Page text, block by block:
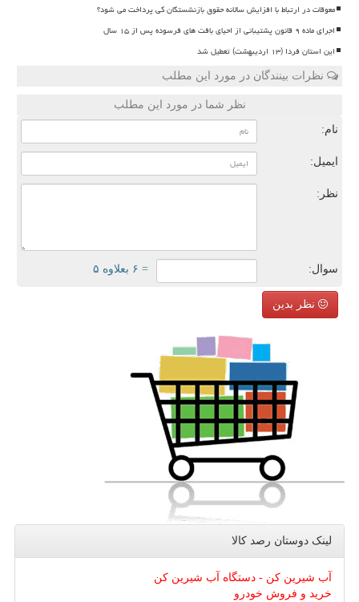
معوقات در ارتباط با افزایش سالانه حقوق بازنشستگان کی پرداخت می شود؟
اجرای ماده ۹ قانون پشتیبانی از احیای بافت های فرسوده پس از ۱۵ سال
این استان فردا (۱۳ اردیبهشت) تعطیل شد
نظرات بینندگان در مورد این مطلب
نظر شما در مورد این مطلب
نام:
ایمیل:
نظر:
سوال: = ۶ بعلاوه ۵
نظر بدین
لینک دوستان رصد كالا
آب شیرین کن - دستگاه آب شیرین کن
خرید و فروش خودرو